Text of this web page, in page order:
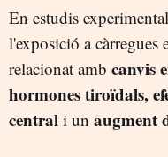
En estudis
l'exposició a càrregues
relacionat amb canvis
hormones tiroïdals,
central i un augment